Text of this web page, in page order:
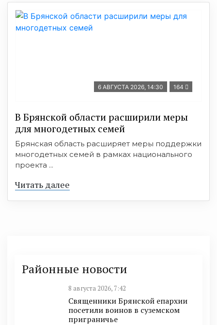
6 АВГУСТА 2026, 14:30 164
В Брянской области расширили меры
для многодетных семей
Брянская область расширяет меры поддержки
многодетных семей в рамках национального
проекта ...
Читать далее
Районные новости
8 августа 2026, 7:42
Священники Брянской епархии
посетили воинов в суземском
приграничье